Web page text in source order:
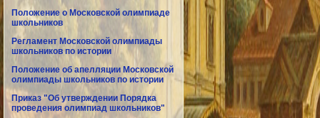
Положение о Московской олимпиаде
школьников
Регламент Московской олимпиады
школьников по истории
Положение об апелляции Московской
олимпиады школьников по истории
Приказ "Об утверждении Порядка
проведения олимпиад школьников"